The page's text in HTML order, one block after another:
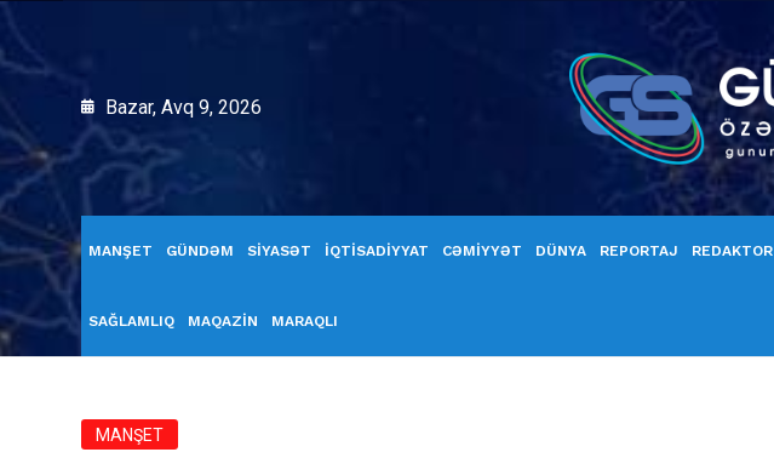
Bazar, Avq 9, 2026
MANŞET GÜNDƏM SİYASƏT İQTİSADİYYAT CƏMİYYƏT DÜNYA REPORTAJ
SAĞLAMLIQ MAQAZİN MARAQLI
MANŞET